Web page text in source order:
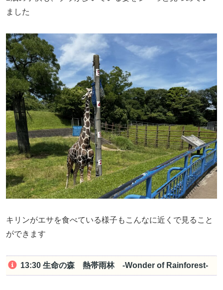
ました
キリンがエサを食べている様子もこんなに近くで見ること
ができます
13:30 生命の森 熱帯雨林 -Wonder of Rainforest-